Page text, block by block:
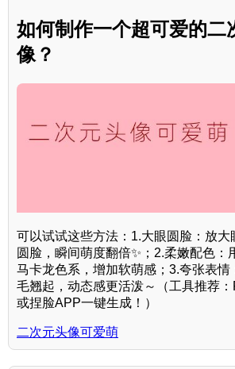
如何制作一个超可爱的二
像？
可以试试这些方法：1.大眼圆脸：放大
圆脸，瞬间萌度翻倍✨；2.柔嫩配色：
马卡龙色系，增加软萌感；3.夸张表情
毛翘起，动态感更活泼～（工具推荐：
或捏脸APP一键生成！）
二次元头像可爱萌